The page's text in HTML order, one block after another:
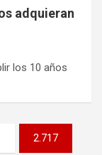
adquieran
los 10 años
2.717